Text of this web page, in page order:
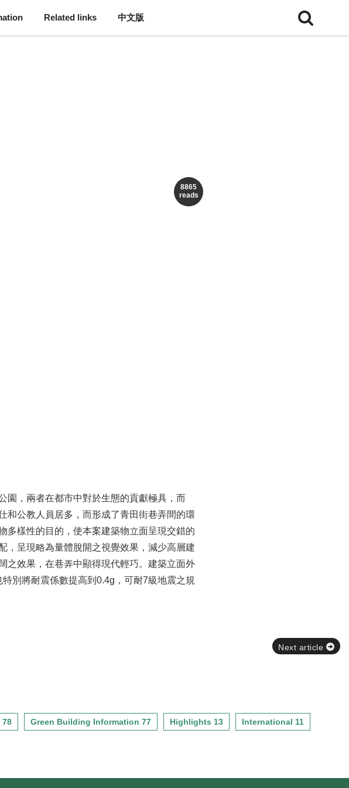
Related links 中文版
8865
reads
，兩者在都市中對於生態的貢獻極具，而
和公教人員居多，而形成了青田街巷弄間的環
多樣性的目的，使本案建築物立面呈現交錯的
，呈現略為量體脫開之視覺效果，減少高層建
之效果，在巷弄中顯得現代輕巧。建築立面外
別將耐震係數提高到0.4g，可耐7級地震之規
Next article
78 Green Building Information 77 Highlights 13 International 11